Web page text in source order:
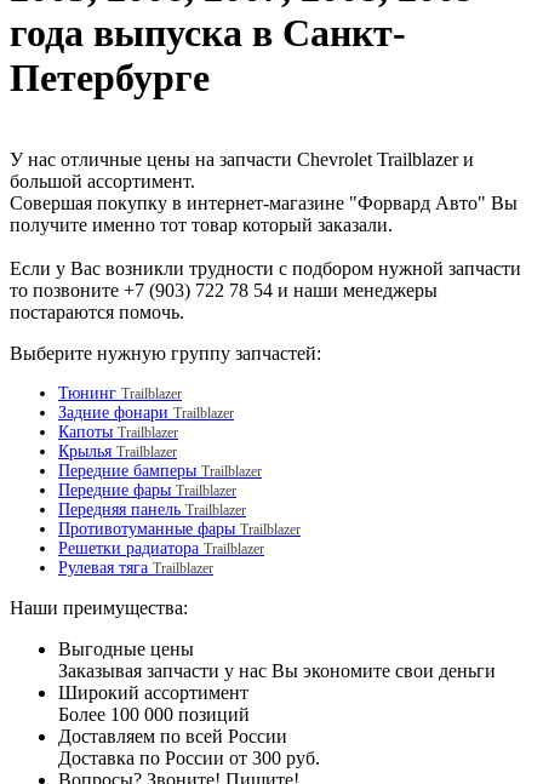
года выпуска в Санкт-
Петербурге
У нас отличные цены на запчасти Chevrolet Trailblazer и
большой ассортимент.
Совершая покупку в интернет-магазине "Форвард Авто" Вы
получите именно тот товар который заказали.
Если у Вас возникли трудности с подбором нужной запчасти
то позвоните +7 (903) 722 78 54 и наши менеджеры
постараются помочь.
Выберите нужную группу запчастей:
Тюнинг Trailblazer
Задние фонари Trailblazer
Капоты Trailblazer
Крылья Trailblazer
Передние бамперы Trailblazer
Передние фары Trailblazer
Передняя панель Trailblazer
Противотуманные фары Trailblazer
Решетки радиатора Trailblazer
Рулевая тяга Trailblazer
Наши преимущества:
Выгодные цены
Заказывая запчасти у нас Вы экономите свои деньги
Широкий ассортимент
Более 100 000 позиций
Доставляем по всей России
Доставка по России от 300 руб.
Вопросы? Звоните! Пишите!